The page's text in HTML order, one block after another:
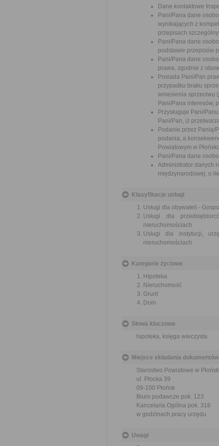
Dane kontaktowe
Pani/Pana dane
wynikających z
przepisach
Pani/Pana dane
podstawie przepisów
Pani/Pana dane
prawa, zgodnie z
Posiada Pani/Pan
przypadku braku
wniesienia sprzeciwu
Pani/Pana interesów,
Przysługuje Pani/
Pani/Pan, iż
Podanie przez Panią/
podania, a
Powiatowym w
Pani/Pana dane
Administrator danych
międzynarodowej, o
Klasyfikacje usługi
Usługi dla obywateli -
Usługi dla
nieruchomościach
Usługi dla instytucji,
nieruchomościach
Kategorie życiowe
Hipoteka
Nieruchomość
Grunt
Dom
Słowa kluczowe
hipoteka, księga wieczysta
Miejsce składania dokumentów
Starostwo Powiatowe w
ul. Płocka 39
09-100 Płońsk
Biuro podawcze pok. 123
Kancelaria Ogólna pok. 316
w godzinach pracy urzędu
Uwagi